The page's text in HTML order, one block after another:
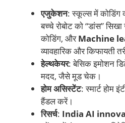
एजुकेशन: स्कूल्स में कोडिंग
बच्चे रोबोट को “डांस”
कोडिंग, औरMachine
व्यावहारिक और किफायती
हेल्थकेयर: बेसिक इमोशन
मदद, जैसे मूड चेक।
होम असिस्टेंट: स्मार्ट होम
हैंडल करें।
रिसर्च: India AI